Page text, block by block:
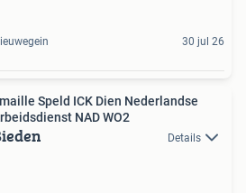
30 jul 26
Speld ICK Dien Nederlandse
NAD WO2
Details